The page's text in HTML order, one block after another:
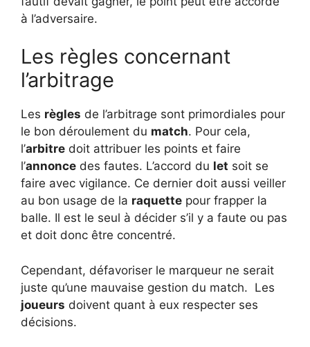
à l’adversaire.
Les règles concernant
l’arbitrage
Les règles de l’arbitrage sont primordiales pour
le bon déroulement du match. Pour cela,
l’arbitre doit attribuer les points et faire
l’annonce des fautes. L’accord du let soit se
faire avec vigilance. Ce dernier doit aussi veiller
au bon usage de la raquette pour frapper la
balle. Il est le seul à décider s’il y a faute ou pas
et doit donc être concentré.
Cependant, défavoriser le marqueur ne serait
juste qu’une mauvaise gestion du match. Les
joueurs doivent quant à eux respecter ses
décisions.